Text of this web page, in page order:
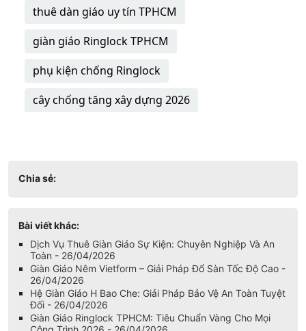
thuê dàn giáo uy tín TPHCM
giàn giáo Ringlock TPHCM
phụ kiện chống Ringlock
cây chống tăng xây dựng 2026
Chia sẻ:
Bài viết khác:
Dịch Vụ Thuê Giàn Giáo Sự Kiện: Chuyên Nghiệp Và An
Toàn - 26/04/2026
Giàn Giáo Nêm Vietform – Giải Pháp Đổ Sàn Tốc Độ Cao -
26/04/2026
Hệ Giàn Giáo H Bao Che: Giải Pháp Bảo Vệ An Toàn Tuyệt
Đối - 26/04/2026
Giàn Giáo Ringlock TPHCM: Tiêu Chuẩn Vàng Cho Mọi